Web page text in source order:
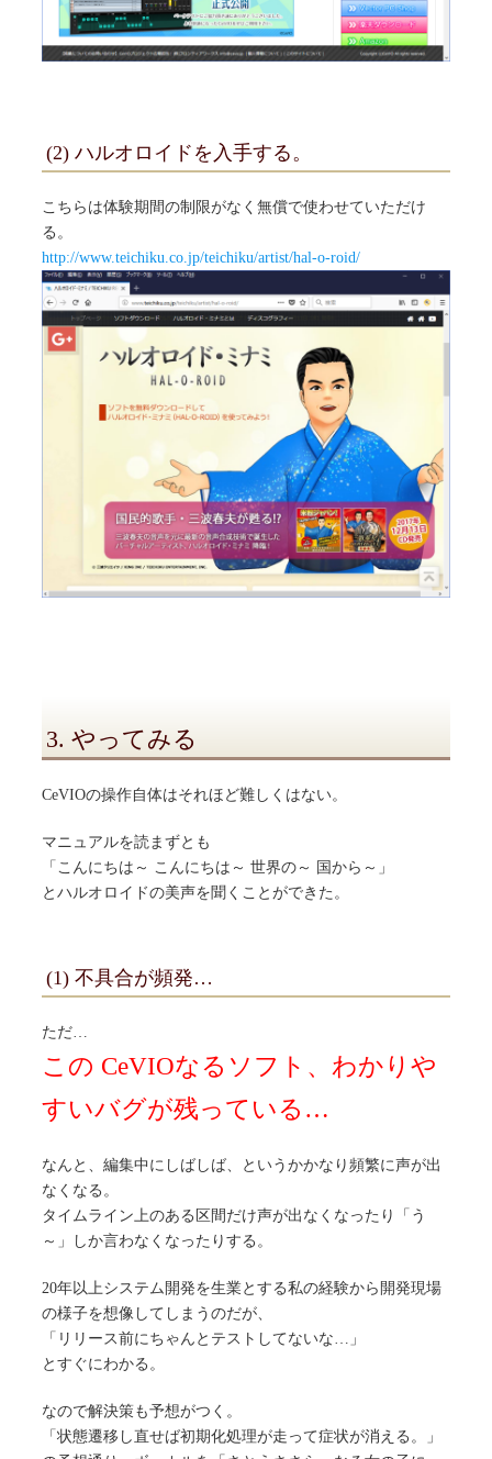
(2) ハルオロイドを入手する。
こちらは体験期間の制限がなく無償で使わせていただけ
る。
http://www.teichiku.co.jp/teichiku/artist/hal-o-roid/
3. やってみる
CeVIOの操作自体はそれほど難しくはない。
マニュアルを読まずとも
「こんにちは～ こんにちは～ 世界の～ 国から～」
とハルオロイドの美声を聞くことができた。
(1) 不具合が頻発…
ただ…
この CeVIOなるソフト、わかりや
すいバグが残っている…
なんと、編集中にしばしば、というかかなり頻繁に声が出
なくなる。
タイムライン上のある区間だけ声が出なくなったり「う
～」しか言わなくなったりする。
20年以上システム開発を生業とする私の経験から開発現場
の様子を想像してしまうのだが、
「リリース前にちゃんとテストしてないな…」
とすぐにわかる。
なので解決策も予想がつく。
「状態遷移し直せば初期化処理が走って症状が消える。」